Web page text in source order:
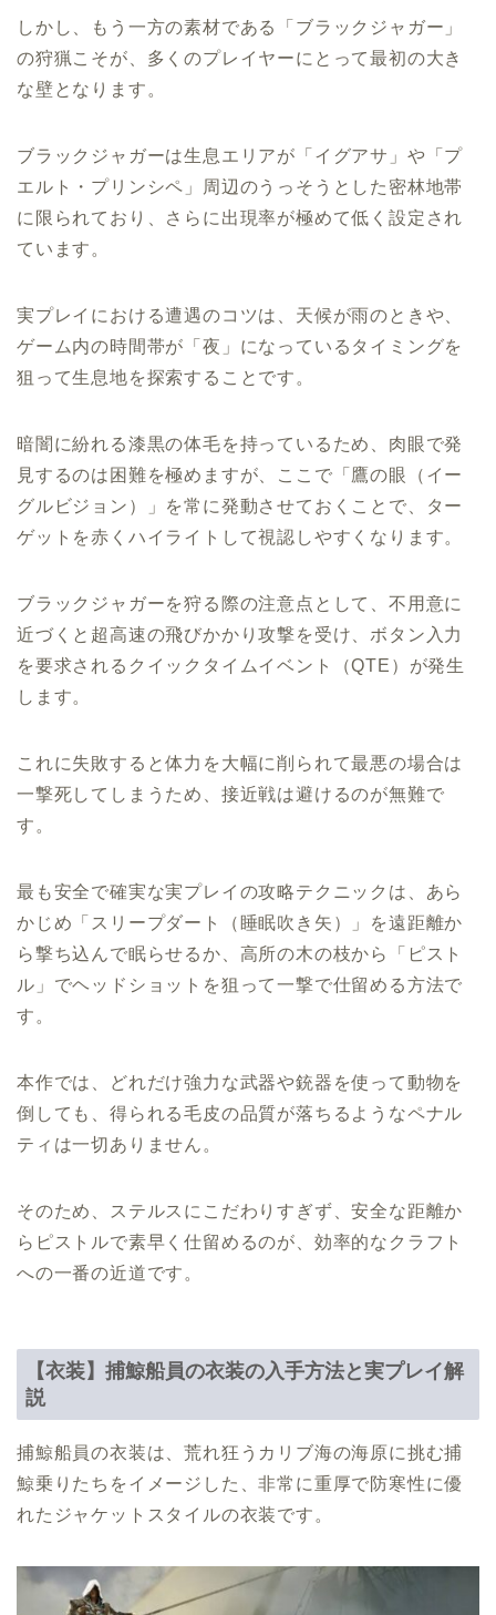
しかし、もう一方の素材である「ブラックジャガー」
の狩猟こそが、多くのプレイヤーにとって最初の大き
な壁となります。
ブラックジャガーは生息エリアが「イグアサ」や「プ
エルト・プリンシペ」周辺のうっそうとした密林地帯
に限られており、さらに出現率が極めて低く設定され
ています。
実プレイにおける遭遇のコツは、天候が雨のときや、
ゲーム内の時間帯が「夜」になっているタイミングを
狙って生息地を探索することです。
暗闇に紛れる漆黒の体毛を持っているため、肉眼で発
見するのは困難を極めますが、ここで「鷹の眼（イー
グルビジョン）」を常に発動させておくことで、ター
ゲットを赤くハイライトして視認しやすくなります。
ブラックジャガーを狩る際の注意点として、不用意に
近づくと超高速の飛びかかり攻撃を受け、ボタン入力
を要求されるクイックタイムイベント（QTE）が発生
します。
これに失敗すると体力を大幅に削られて最悪の場合は
一撃死してしまうため、接近戦は避けるのが無難で
す。
最も安全で確実な実プレイの攻略テクニックは、あら
かじめ「スリープダート（睡眠吹き矢）」を遠距離か
ら撃ち込んで眠らせるか、高所の木の枝から「ピスト
ル」でヘッドショットを狙って一撃で仕留める方法で
す。
本作では、どれだけ強力な武器や銃器を使って動物を
倒しても、得られる毛皮の品質が落ちるようなペナル
ティは一切ありません。
そのため、ステルスにこだわりすぎず、安全な距離か
らピストルで素早く仕留めるのが、効率的なクラフト
への一番の近道です。
【衣装】捕鯨船員の衣装の入手方法と実プレイ解
説
捕鯨船員の衣装は、荒れ狂うカリブ海の海原に挑む捕
鯨乗りたちをイメージした、非常に重厚で防寒性に優
れたジャケットスタイルの衣装です。